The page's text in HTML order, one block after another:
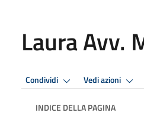
Laura Avv.
Condividi Vedi azioni
INDICE DELLA PAGINA